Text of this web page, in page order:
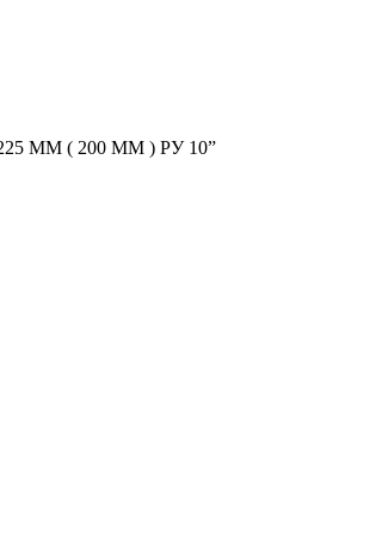
ММ ( 200 ММ ) РУ 10”